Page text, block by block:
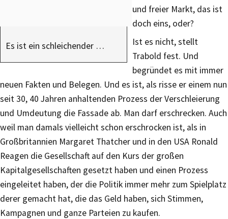
Es ist ein schleichender …
und freier Markt, das ist
doch eins, oder?
Ist es nicht, stellt
Trabold fest. Und
begründet es mit immer
neuen Fakten und Belegen. Und es ist, als risse er einem nun
seit 30, 40 Jahren anhaltenden Prozess der Verschleierung
und Umdeutung die Fassade ab. Man darf erschrecken. Auch
weil man damals vielleicht schon erschrocken ist, als in
Großbritannien Margaret Thatcher und in den USA Ronald
Reagen die Gesellschaft auf den Kurs der großen
Kapitalgesellschaften gesetzt haben und einen Prozess
eingeleitet haben, der die Politik immer mehr zum Spielplatz
derer gemacht hat, die das Geld haben, sich Stimmen,
Kampagnen und ganze Parteien zu kaufen.